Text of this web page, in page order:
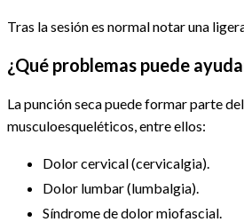
Tras la sesión es normal notar una
¿Qué problemas puede
La punción seca puede formar parte
musculoesqueléticos, entre ellos:
Dolor cervical (cervicalgia).
Dolor lumbar (lumbalgia).
Síndrome de dolor miofascial.